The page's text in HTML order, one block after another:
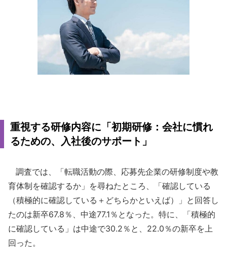
重視する研修内容に「初期研修：会社に慣れ
るための、入社後のサポート」
調査では、「転職活動の際、応募先企業の研修制度や教
育体制を確認するか」を尋ねたところ、「確認している
（積極的に確認している＋どちらかといえば）」と回答し
たのは新卒67.8％、中途77.1％となった。特に、「積極的
に確認している」は中途で30.2％と、22.0％の新卒を上
回った。